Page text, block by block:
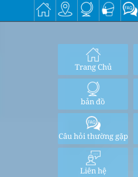
Trang Chủ
bản đồ
Câu hỏi thường gặp
Liên hệ